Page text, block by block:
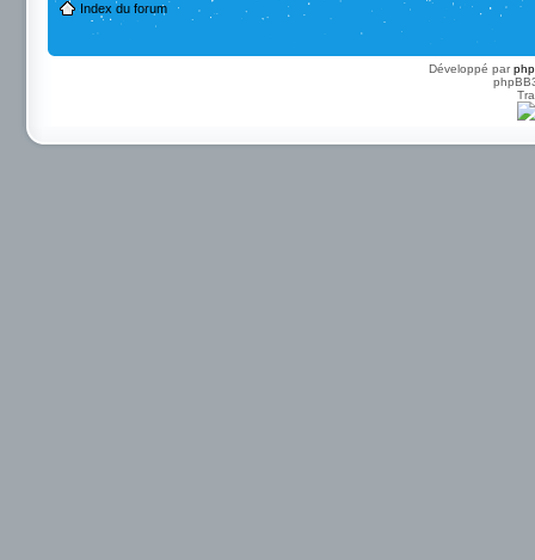
Index du forum
Développé par